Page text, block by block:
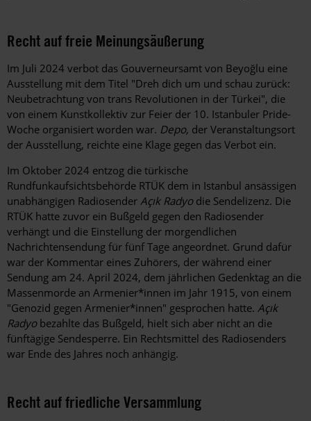
Recht auf freie Meinungsäußerung
Im Juli 2024 verbot das Gouverneursamt von Beyoğlu eine
Ausstellung mit dem Titel "Dreh dich um und schau zurück:
Neubetrachtung von trans Revolutionen in der Türkei", die
von einem Kunstkollektiv zur Feier der 10. Istanbuler Pride-
Woche organisiert worden war. Depo, der Veranstaltungsort
der Ausstellung, reichte eine Klage gegen das Verbot ein.
Im Oktober 2024 entzog die türkische
Rundfunkaufsichtsbehörde RTÜK dem in Istanbul ansässigen
unabhängigen Radiosender Açık Radyodie Sendelizenz. Die
RTÜK hatte zuvor ein Bußgeld gegen den Radiosender
verhängt und die Einstellung der morgendlichen
Nachrichtensendung für fünf Tage angeordnet. Grund dafür
war der Kommentar eines Zuhörers, der während einer
Sendung am 24. April 2024, dem jährlichen Gedenktag an die
Massenmorde an Armenier*innen im Jahr 1915, von einem
"Genozid gegen Armenier*innen" gesprochen hatte. Açık
Radyobezahlte das Bußgeld, hielt sich aber nicht an die
fünftägige Sendesperre. Ein Rechtsmittel des Radiosenders
war Ende des Jahres noch anhängig.
Recht auf friedliche Versammlung